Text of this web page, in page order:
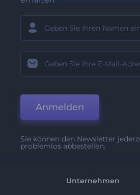
Anmelden
Sie können den Newsletter
problemlos abbestellen.
Unternehmen